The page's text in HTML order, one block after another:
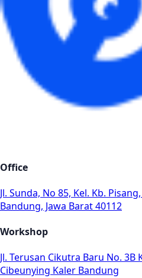
Office
Jl. Sunda, No 85, Kel. Kb.
Bandung, Jawa Barat 40112
Workshop
Jl. Terusan Cikutra Baru No. 3B
Cibeunying Kaler Bandung